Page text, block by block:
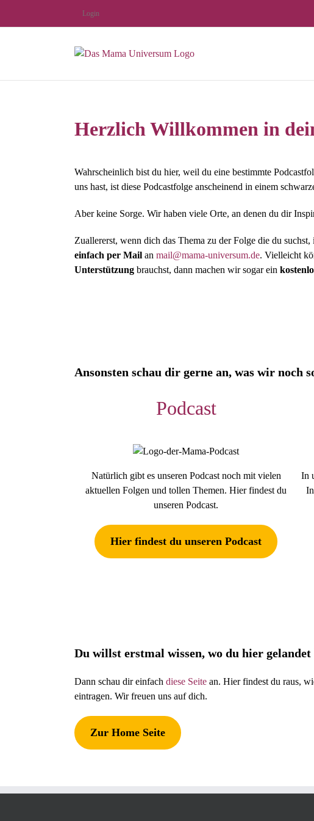
Login
Herzlich Willkommen in
Wahrscheinlich bist du hier, weil du eine bestimmte
uns hast, ist diese Podcastfolge anscheinend in einem
Aber keine Sorge. Wir haben viele Orte, an denen du dir
Zuallererst, wenn dich das Thema zu der Folge die du
einfach per Mail an mail@mama-universum.de. Vielleicht
Unterstützung brauchst, dann machen wir sogar ein
Ansonsten schau dir gerne an, was wir noch
Podcast
Natürlich gibt es unseren Podcast noch mit vielen
aktuellen Folgen und tollen Themen. Hier findest du
unseren Podcast.
Hier findest du unseren Podcast
In
Du willst erstmal wissen, wo du hier
Dann schau dir einfach diese Seite an. Hier findest du raus,
eintragen. Wir freuen uns auf dich.
Zur Home Seite